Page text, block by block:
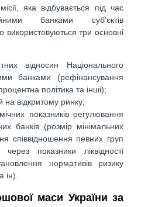
яка відбувається під час
банками суб’єктів
три основні
відносин Національного
банками (рефінансування
політика та інші);
на відкритому ринку;
показників регулювання
банків (розмір мінімальних
співвідношення певних груп
показники ліквідності
нормативів ризику
ін).
маси України за